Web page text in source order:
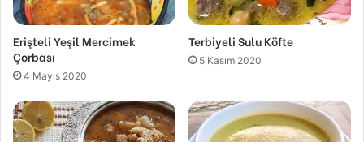
Erişteli Yeşil Mercimek
Çorbası
4 Mayıs 2020
Terbiyeli Sulu Köfte
5 Kasım 2020